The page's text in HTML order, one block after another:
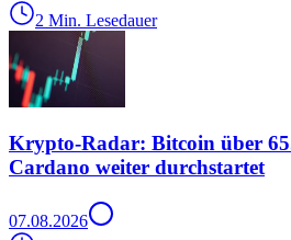
2 Min. Lesedauer
Krypto-Radar: Bitcoin über
Cardano weiter durchstartet
07.08.2026